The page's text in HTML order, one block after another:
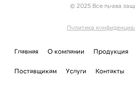
© 2025 Все права
Политика
Главная О компании Продукция
Поставщикам Услуги Контакты